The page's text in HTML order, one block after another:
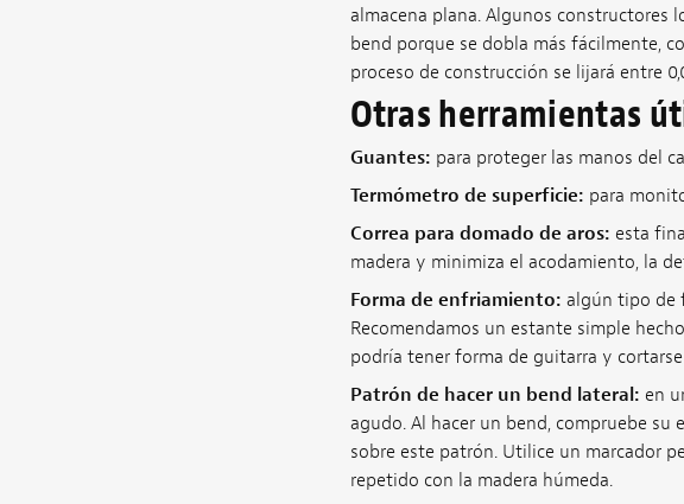
almacena plana. Algunos constructores
bend porque se dobla más fácilmente,
proceso de construcción se lijará entre
Otras herramientas
Guantes: para proteger las manos del
Termómetro de superficie: para
Correa para domado de aros: esta
madera y minimiza el acodamiento, la
Forma de enfriamiento: algún tipo de
Recomendamos un estante simple
podría tener forma de guitarra y
Patrón de hacer un bend lateral: en
agudo. Al hacer un bend, compruebe
sobre este patrón. Utilice un marcador
repetido con la madera húmeda.